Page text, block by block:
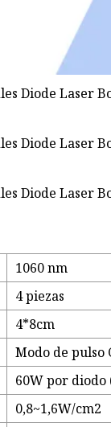
1060 nm
4 piezas
4*8cm
Modo de pulso
60W por diodo
0,8~1,6W/cm2